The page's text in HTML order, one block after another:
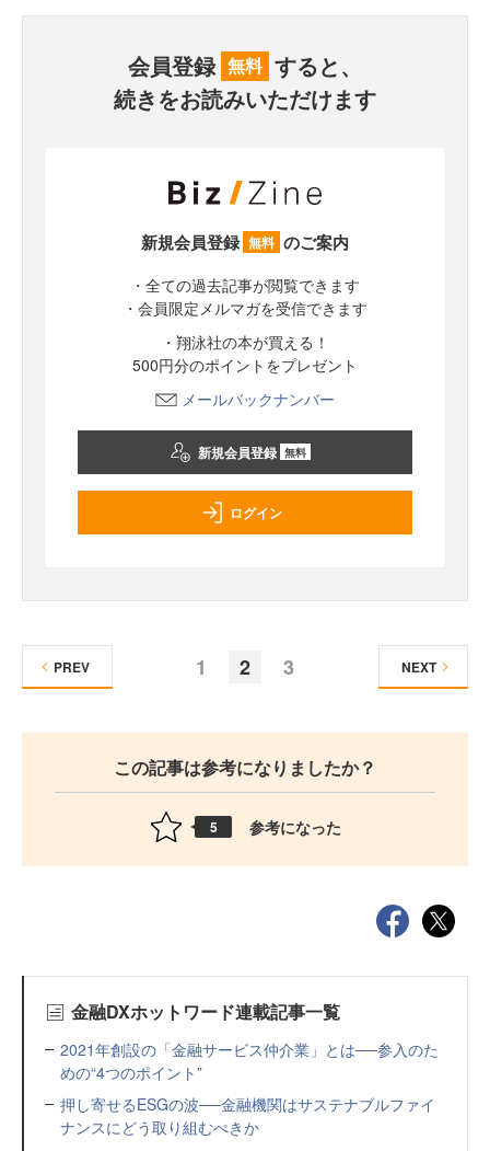
会員登録 無料 すると、
続きをお読みいただけます
新規会員登録 無料 のご案内
・全ての過去記事が閲覧できます
・会員限定メルマガを受信できます
・翔泳社の本が買える！
500円分のポイントをプレゼント
メールバックナンバー
新規会員登録 無料
ログイン
1 2 3
PREV NEXT
この記事は参考になりましたか？
5 参考になった
金融DXホットワード連載記事一覧
2021年創設の「金融サービス仲介業」とは──参入のた
めの“4つのポイント”
押し寄せるESGの波──金融機関はサステナブルファイ
ナンスにどう取り組むべきか